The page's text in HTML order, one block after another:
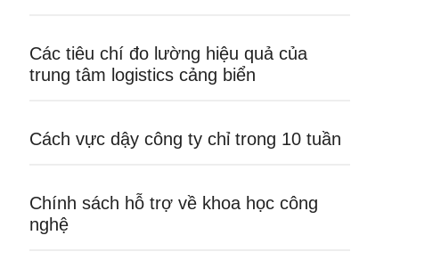
Các tiêu chí đo lường hiệu quả của
trung tâm logistics cảng biển
Cách vực dậy công ty chỉ trong 10 tuần
Chính sách hỗ trợ về khoa học công
nghệ